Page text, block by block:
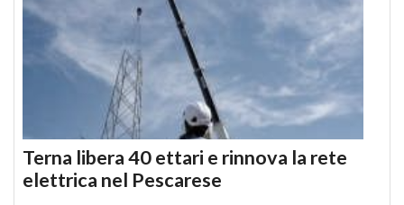
Terna libera 40 ettari e rinnova la rete
elettrica nel Pescarese